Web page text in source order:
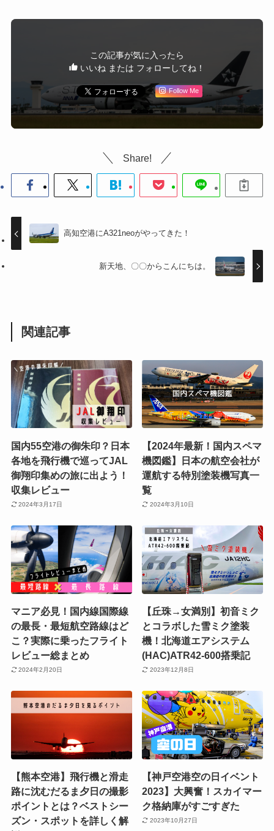
この記事が気に入ったら
いいね または フォローしてね！
Follow Me
Share!
高知空港にA321neoがやってきた！
新天地、〇〇からこんにちは。
関連記事
国内55空港の御朱印？日本
各地を飛行機で巡ってJAL
御翔印集めの旅に出よう！
収集レビュー
2024年3月17日
【2024年最新！国内スペマ
機図鑑】日本の航空会社が
運航する特別塗装機写真一
覧
2024年3月10日
マニア必見！国内線国際線
の最長・最短航空路線はど
こ？実際に乗ったフライト
レビュー総まとめ
2024年2月20日
【丘珠→女満別】初音ミク
とコラボした雪ミク塗装
機！北海道エアシステム
(HAC)ATR42-600搭乗記
2023年12月8日
【熊本空港】飛行機と滑走
路に沈むだるま夕日の撮影
ポイントとは？ベストシー
ズン・スポットを詳しく解
【神戸空港空の日イベント
2023】大興奮！スカイマー
ク格納庫がすごすぎた
2023年10月27日